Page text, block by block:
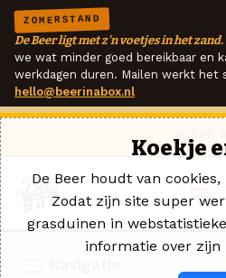
ZOMERSTAND
De Beer ligt met z'n voetjes in het zand.
we wat minder goed bereikbaar en
werkdagen duren. Mailen werkt het
hello@beerinabox.nl
Koekje
De Beer houdt van
Zodat zijn site super
grasduinen in
informatie over zijn